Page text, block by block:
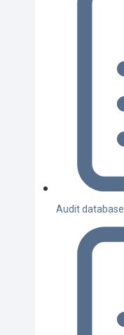
Audit